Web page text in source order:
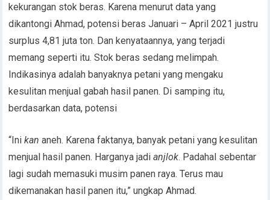
kekurangan stok beras. Karena menurut data yang
dikantongi Ahmad, potensi beras Januari – April 2021 justru
surplus 4,81 juta ton. Dan kenyataannya, yang terjadi
memang seperti itu. Stok beras sedang melimpah.
Indikasinya adalah banyaknya petani yang mengaku
kesulitan menjual gabah hasil panen. Di samping itu,
berdasarkan data, potensi
“Inikan aneh. Karena faktanya, banyak petani yang kesulitan
menjual hasil panen. Harganya jadianjlok. Padahal sebentar
lagi sudah memasuki musim panen raya. Terus mau
dikemanakan hasil panen itu,” ungkap Ahmad.